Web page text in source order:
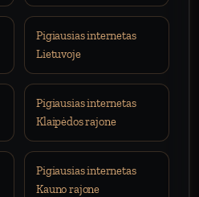
Pigiausias internetas
Lietuvoje
Pigiausias internetas
Klaipėdos rajone
Pigiausias internetas
Kauno rajone